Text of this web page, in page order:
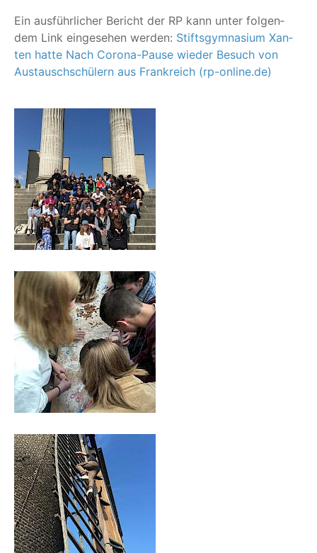
Ein aus­führ­li­cher Bericht der RP kann unter fol­gen­
dem Link ein­ge­se­hen wer­den: Stifts­gym­na­si­um Xan­
ten hat­te Nach Coro­na-Pau­se wie­der Besuch von
Aus­tausch­schü­lern aus Frank­reich (rp-online.de)